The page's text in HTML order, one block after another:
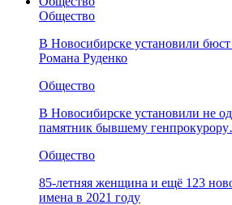
Общество
В Новосибирске установили
Романа Руденко
Общество
В Новосибирске установили не
памятник бывшему
Общество
85-летняя женщина и ещё 123
имена в 2021 году